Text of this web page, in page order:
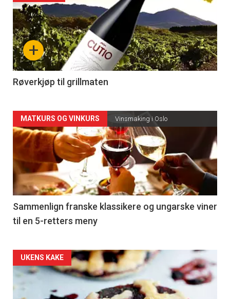
akkurat
nå
-
4
+
Røverkjøp til grillmaten
Forsiden
akkurat
nå
-
5
MATKURS OG VINKURS Vinsmaking i Oslo
Sammenlign franske klassikere og ungarske viner
til en 5-retters meny
Forsiden
akkurat
UKENS KAKE